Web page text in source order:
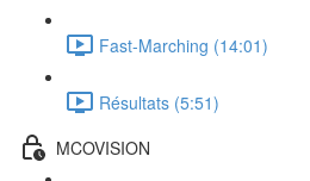
Fast-Marching (14:01)
Résultats (5:51)
MCOVISION